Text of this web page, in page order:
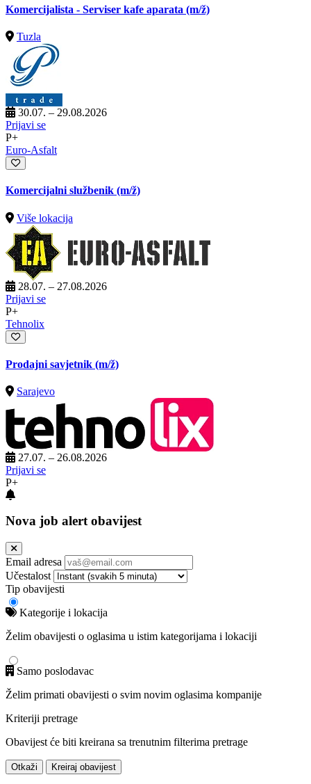
Komercijalista - Serviser kafe aparata (m/ž)
Tuzla
30.07. – 29.08.2026
Prijavi se
P+
Euro-Asfalt
Komercijalni službenik (m/ž)
Više lokacija
28.07. – 27.08.2026
Prijavi se
P+
Tehnolix
Prodajni savjetnik (m/ž)
Sarajevo
27.07. – 26.08.2026
Prijavi se
P+
Nova job alert obavijest
Email adresa
Učestalost
Tip obavijesti
Kategorije i lokacija
Želim obavijesti o oglasima u istim kategorijama i lokaciji
Samo poslodavac
Želim primati obavijesti o svim novim oglasima kompanije
Kriteriji pretrage
Obavijest će biti kreirana sa trenutnim filterima pretrage
Otkaži Kreiraj obavijest